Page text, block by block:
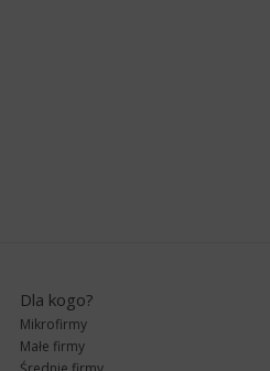
Dla kogo?
Mikrofirmy
Małe firmy